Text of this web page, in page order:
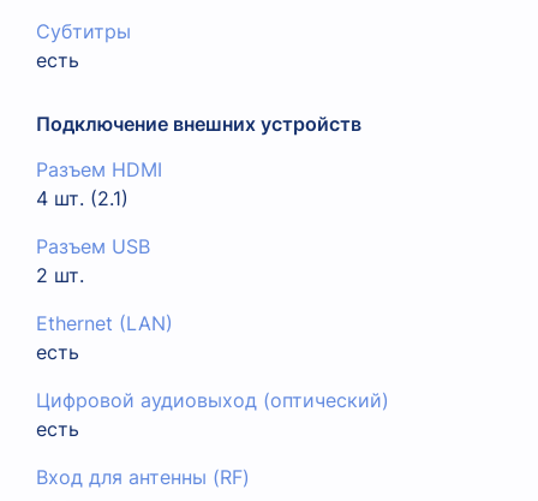
Субтитры
есть
Подключение внешних устройств
Разъем HDMI
4 шт. (2.1)
Разъем USB
2 шт.
Ethernet (LAN)
есть
Цифровой аудиовыход (оптический)
есть
Вход для антенны (RF)